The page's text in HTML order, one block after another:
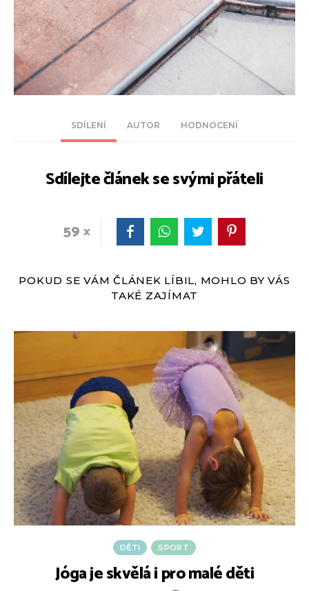
SDÍLENÍ AUTOR HODNOCENÍ
Sdílejte článek se svými přáteli
59
POKUD SE VÁM ČLÁNEK LÍBIL, MOHLO BY VÁS
TAKÉ ZAJÍMAT
DĚTI SPORT
Jóga je skvělá i pro malé děti